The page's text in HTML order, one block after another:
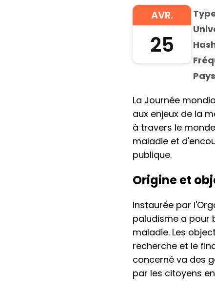
AVR.
25
La Journée
aux enjeux de la
à travers le
maladie et
publique.
Origine et
Instaurée par
paludisme a pour
maladie. Les
recherche et le
concerné va des
par les citoyens